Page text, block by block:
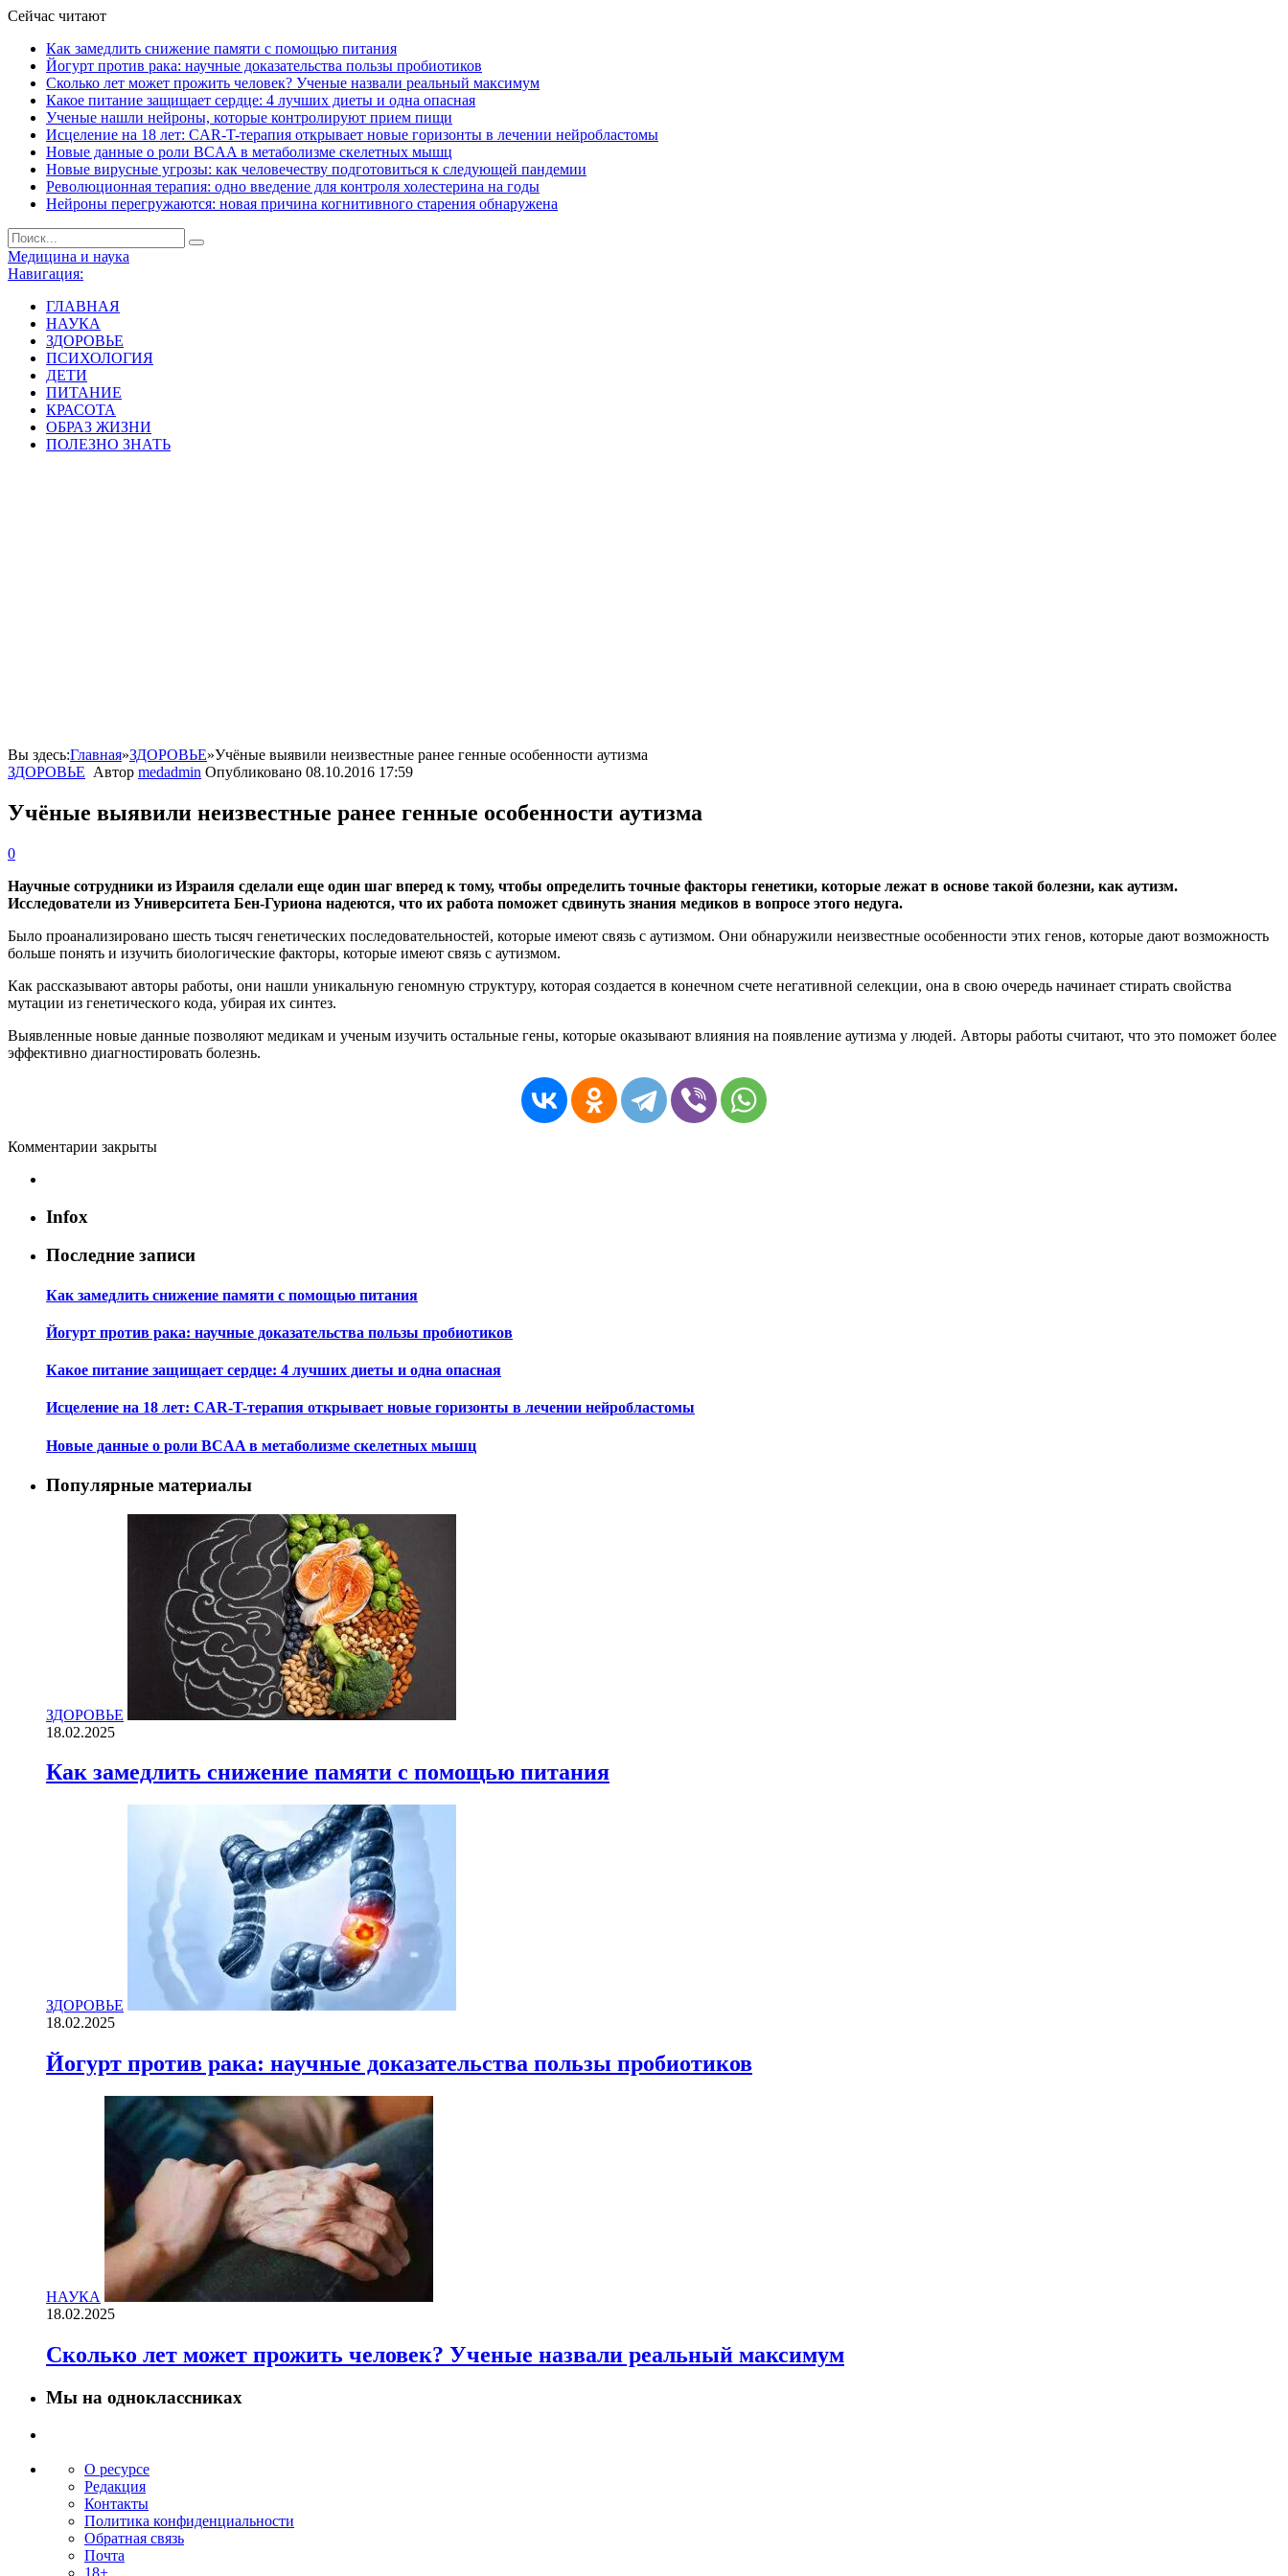
Сейчас читают
Как замедлить снижение памяти с помощью питания
Йогурт против рака: научные доказательства пользы пробиотиков
Сколько лет может прожить человек? Ученые назвали реальный максимум
Какое питание защищает сердце: 4 лучших диеты и одна опасная
Ученые нашли нейроны, которые контролируют прием пищи
Исцеление на 18 лет: CAR-T-терапия открывает новые горизонты в лечении нейробластомы
Новые данные о роли BCAA в метаболизме скелетных мышц
Новые вирусные угрозы: как человечеству подготовиться к следующей пандемии
Революционная терапия: одно введение для контроля холестерина на годы
Нейроны перегружаются: новая причина когнитивного старения обнаружена
Медицина и наука
Навигация:
ГЛАВНАЯ
НАУКА
ЗДОРОВЬЕ
ПСИХОЛОГИЯ
ДЕТИ
ПИТАНИЕ
КРАСОТА
ОБРАЗ ЖИЗНИ
ПОЛЕЗНО ЗНАТЬ
Вы здесь:Главная»ЗДОРОВЬЕ»Учёные выявили неизвестные ранее генные особенности аутизма
ЗДОРОВЬЕ Автор medadmin Опубликовано 08.10.2016 17:59
Учёные выявили неизвестные ранее генные особенности аутизма
0
Научные сотрудники из Израиля сделали еще один шаг вперед к тому, чтобы определить точные факторы генетики, которые лежат в основе такой болезни, как аутизм.
Исследователи из Университета Бен-Гуриона надеются, что их работа поможет сдвинуть знания медиков в вопросе этого недуга.
Было проанализировано шесть тысяч генетических последовательностей, которые имеют связь с аутизмом. Они обнаружили неизвестные особенности этих генов, которые дают возможность
больше понять и изучить биологические факторы, которые имеют связь с аутизмом.
Как рассказывают авторы работы, они нашли уникальную геномную структуру, которая создается в конечном счете негативной селекции, она в свою очередь начинает стирать свойства
мутации из генетического кода, убирая их синтез.
Выявленные новые данные позволяют медикам и ученым изучить остальные гены, которые оказывают влияния на появление аутизма у людей. Авторы работы считают, что это поможет более
эффективно диагностировать болезнь.
Комментарии закрыты
Infox
Последние записи
Как замедлить снижение памяти с помощью питания
Йогурт против рака: научные доказательства пользы пробиотиков
Какое питание защищает сердце: 4 лучших диеты и одна опасная
Исцеление на 18 лет: CAR-T-терапия открывает новые горизонты в лечении нейробластомы
Новые данные о роли BCAA в метаболизме скелетных мышц
Популярные материалы
ЗДОРОВЬЕ
18.02.2025
Как замедлить снижение памяти с помощью питания
ЗДОРОВЬЕ
18.02.2025
Йогурт против рака: научные доказательства пользы пробиотиков
НАУКА
18.02.2025
Сколько лет может прожить человек? Ученые назвали реальный максимум
Мы на одноклассниках
О ресурсе
Редакция
Контакты
Политика конфиденциальности
Обратная связь
Почта